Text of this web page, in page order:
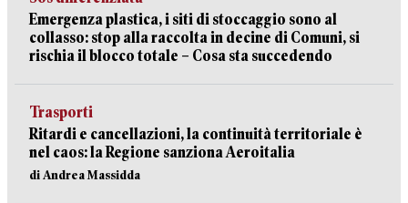
Emergenza plastica, i siti di stoccaggio sono al
collasso: stop alla raccolta in decine di Comuni, si
rischia il blocco totale – Cosa sta succedendo
Trasporti
Ritardi e cancellazioni, la continuità territoriale è
nel caos: la Regione sanziona Aeroitalia
di Andrea Massidda